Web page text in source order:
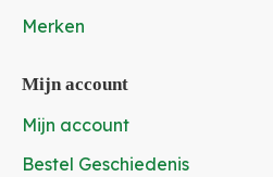
Merken
Mijn account
Mijn account
Bestel Geschiedenis